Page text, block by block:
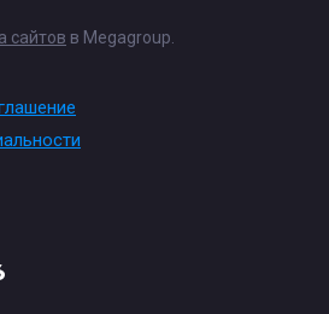
сайтов в Megagroup.